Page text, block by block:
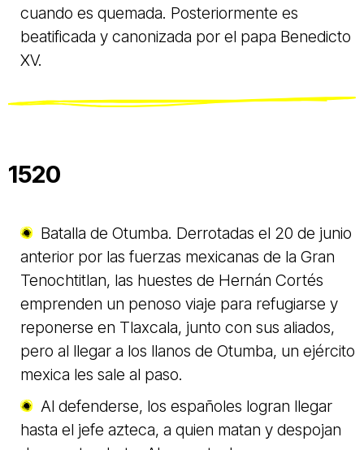
cuando es quemada. Posteriormente es
beatificada y canonizada por el papa Benedicto
XV.
1520
Batalla de Otumba. Derrotadas el 20 de junio
anterior por las fuerzas mexicanas de la Gran
Tenochtitlan, las huestes de Hernán Cortés
emprenden un penoso viaje para refugiarse y
reponerse en Tlaxcala, junto con sus aliados,
pero al llegar a los llanos de Otumba, un ejército
mexica les sale al paso.
Al defenderse, los españoles logran llegar
hasta el jefe azteca, a quien matan y despojan